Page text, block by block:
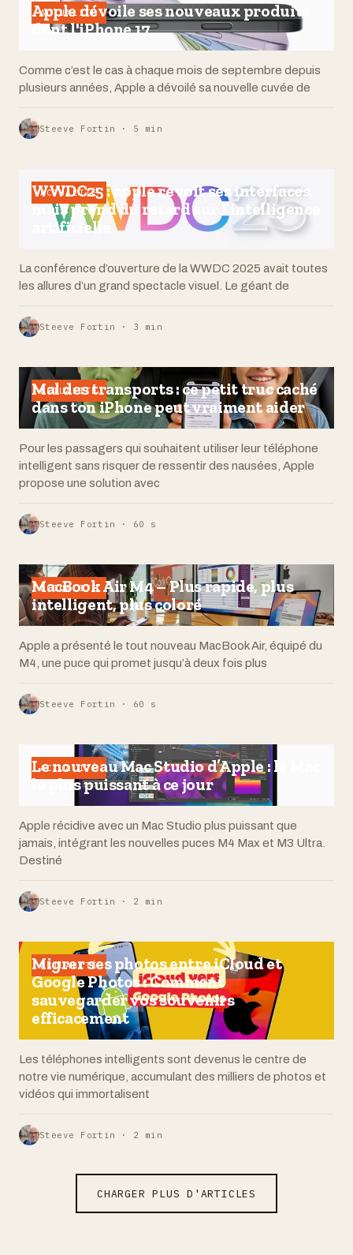
ACTUALITÉ
Apple dévoile ses nouveaux produits
dont l'iPhone 17
Comme c’est le cas à chaque mois de septembre depuis
plusieurs années, Apple a dévoilé sa nouvelle cuvée de
Steeve Fortin · 5 min
ACTUALITÉ
WWDC25 : apple revoit ses interfaces,
mais prend du retard sur l’intelligence
artificielle
La conférence d’ouverture de la WWDC 2025 avait toutes
les allures d’un grand spectacle visuel. Le géant de
Steeve Fortin · 3 min
ACTUALITÉ
Mal des transports : ce petit truc caché
dans ton iPhone peut vraiment aider
Pour les passagers qui souhaitent utiliser leur téléphone
intelligent sans risquer de ressentir des nausées, Apple
propose une solution avec
Steeve Fortin · 60 s
ACTUALITÉ
MacBook Air M4 – Plus rapide, plus
intelligent, plus coloré
Apple a présenté le tout nouveau MacBook Air, équipé du
M4, une puce qui promet jusqu’à deux fois plus
Steeve Fortin · 60 s
ACTUALITÉ
Le nouveau Mac Studio d’Apple : le Mac
le plus puissant à ce jour
Apple récidive avec un Mac Studio plus puissant que
jamais, intégrant les nouvelles puces M4 Max et M3 Ultra.
Destiné
Steeve Fortin · 2 min
ACTUALITÉ
Migrer ses photos entre iCloud et
Google Photos : Comment
sauvegarder vos souvenirs
efficacement
Les téléphones intelligents sont devenus le centre de
notre vie numérique, accumulant des milliers de photos et
vidéos qui immortalisent
Steeve Fortin · 2 min
CHARGER PLUS D'ARTICLES